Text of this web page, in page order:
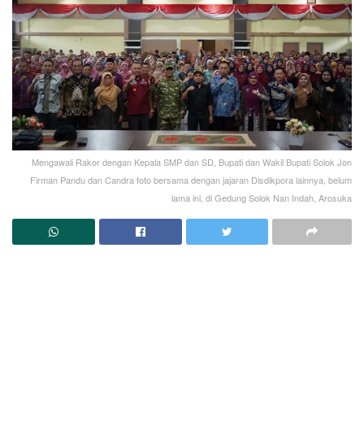
Mengawali Rakor dengan Kepala SMP dan SD, Bupati dan Wakil Bupati Solok Jon
Firman Pandu dan Candra foto bersama dengan jajaran Disdikpora lainnya, belum
lama ini, di Gedung Solok Nan Indah, Arosuka